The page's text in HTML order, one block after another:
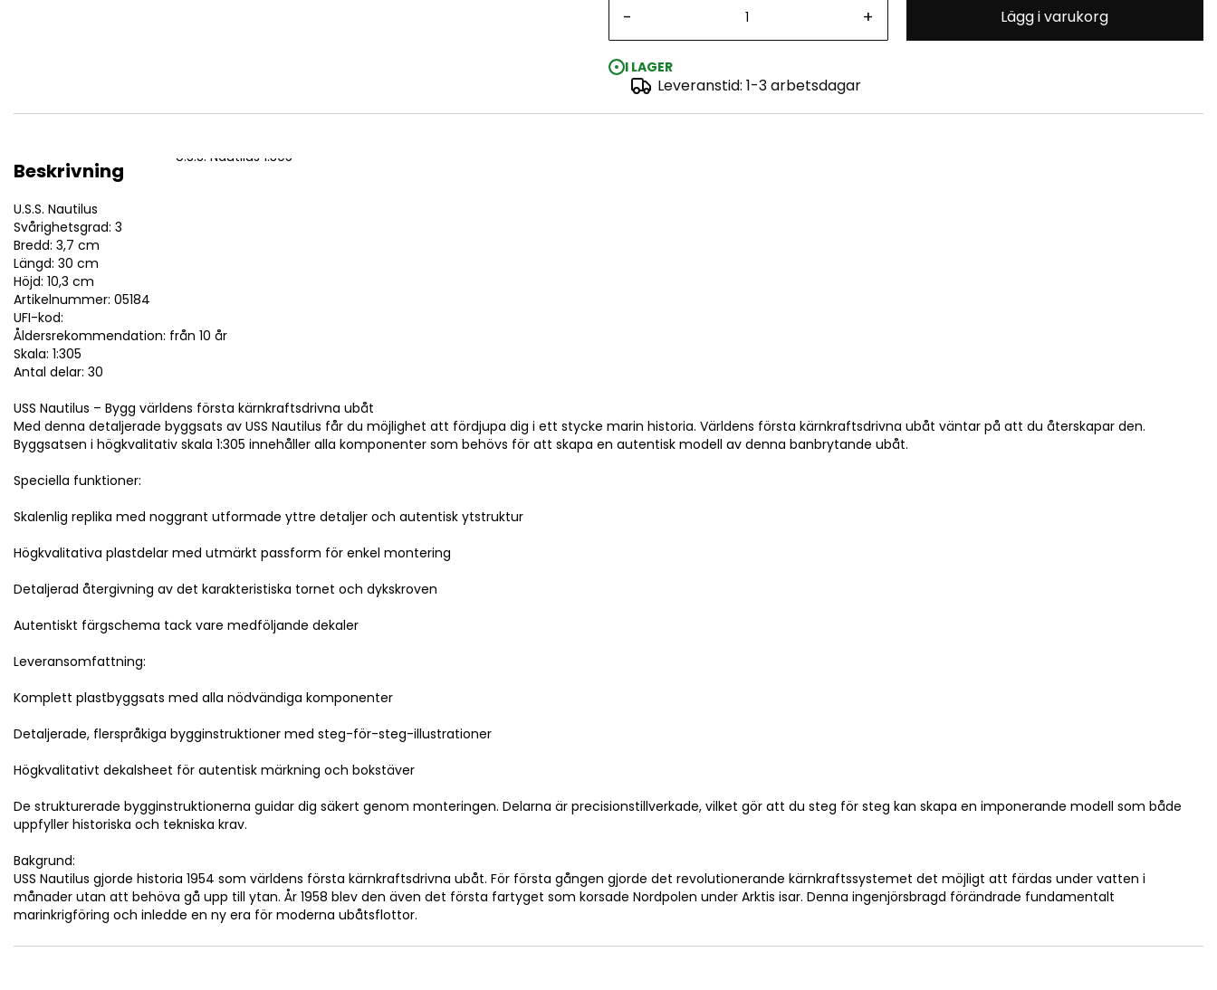
- + Lägg i varukorg
I LAGER
Leveranstid: 1-3 arbetsdagar
U.S.S. Nautilus 1:305
Beskrivning
U.S.S. Nautilus
Svårighetsgrad: 3
Bredd: 3,7 cm
Längd: 30 cm
Höjd: 10,3 cm
Artikelnummer: 05184
UFI-kod:
Åldersrekommendation: från 10 år
Skala: 1:305
Antal delar: 30
USS Nautilus – Bygg världens första kärnkraftsdrivna ubåt
Med denna detaljerade byggsats av USS Nautilus får du möjlighet att fördjupa dig i ett stycke marin historia. Världens första kärnkraftsdrivna ubåt väntar på att du återskapar den.
Byggsatsen i högkvalitativ skala 1:305 innehåller alla komponenter som behövs för att skapa en autentisk modell av denna banbrytande ubåt.
Speciella funktioner:
Skalenlig replika med noggrant utformade yttre detaljer och autentisk ytstruktur
Högkvalitativa plastdelar med utmärkt passform för enkel montering
Detaljerad återgivning av det karakteristiska tornet och dykskroven
Autentiskt färgschema tack vare medföljande dekaler
Leveransomfattning:
Komplett plastbyggsats med alla nödvändiga komponenter
Detaljerade, flerspråkiga bygginstruktioner med steg-för-steg-illustrationer
Högkvalitativt dekalsheet för autentisk märkning och bokstäver
De strukturerade bygginstruktionerna guidar dig säkert genom monteringen. Delarna är precisionstillverkade, vilket gör att du steg för steg kan skapa en imponerande modell som både
uppfyller historiska och tekniska krav.
Bakgrund:
USS Nautilus gjorde historia 1954 som världens första kärnkraftsdrivna ubåt. För första gången gjorde det revolutionerande kärnkraftssystemet det möjligt att färdas under vatten i
månader utan att behöva gå upp till ytan. År 1958 blev den även det första fartyget som korsade Nordpolen under Arktis isar. Denna ingenjörsbragd förändrade fundamentalt
marinkrigföring och inledde en ny era för moderna ubåtsflottor.